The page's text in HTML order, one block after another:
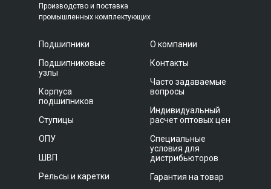
Производство и поставка
промышленных комплектующих
Подшипники
Подшипниковые
узлы
Корпуса
подшипников
Ступицы
ОПУ
ШВП
Рельсы и каретки
О компании
Контакты
Часто задаваемые
вопросы
Индивидуальный
расчет оптовых цен
Специальные
условия для
дистрибьюторов
Гарантия на товар